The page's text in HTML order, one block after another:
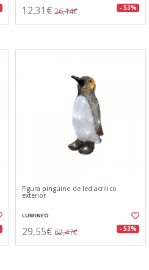
12,31€ 26,14€ - 53%
Figura pingüino de led acrilico
exterior
LUMINEO
29,55€ 62,47€ - 53%